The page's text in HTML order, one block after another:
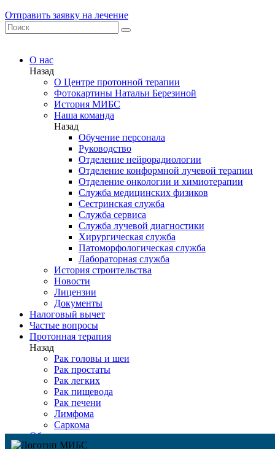
Отправить заявку на лечение
О нас
Назад
О Центре протонной терапии
Фотокартины Натальи Березиной
История МИБС
Наша команда
Назад
Обучение персонала
Руководство
Отделение нейрорадиологии
Отделение конформной лучевой терапии
Отделение онкологии и химиотерапии
Служба медицинских физиков
Сестринская служба
Служба сервиса
Служба лучевой диагностики
Хирургическая служба
Патоморфологическая служба
Лабораторная служба
История строительства
Новости
Лицензии
Документы
Налоговый вычет
Частые вопросы
Протонная терапия
Назад
Рак головы и шеи
Рак простаты
Рак легких
Рак пищевода
Рак печени
Лимфома
Саркома
Оборудование